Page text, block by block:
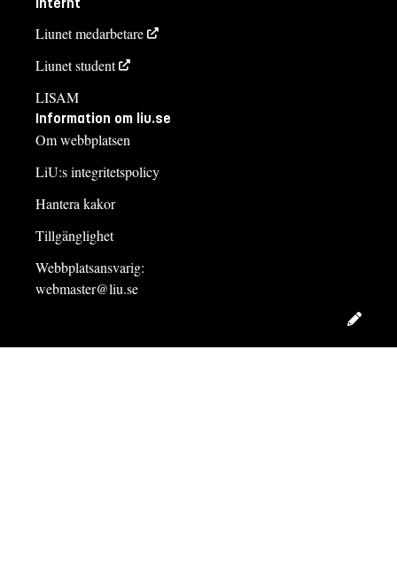
Internt
Liunet medarbetare
Liunet student
LISAM
Information om liu.se
Om webbplatsen
LiU:s integritetspolicy
Hantera kakor
Tillgänglighet
Webbplatsansvarig:
webmaster@liu.se